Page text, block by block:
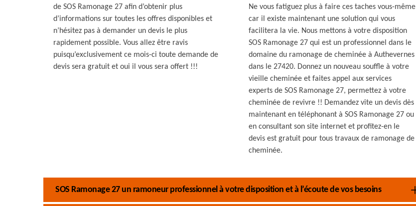
de SOS Ramonage 27 afin d’obtenir plus
d’informations sur toutes les offres disponibles et
n’hésitez pas à demander un devis le plus
rapidement possible. Vous allez être ravis
puisqu’exclusivement ce mois-ci toute demande de
devis sera gratuit et oui il vous sera offert !!!
Ne vous fatiguez plus à faire ces taches vous-même
car il existe maintenant une solution qui vous
facilitera la vie. Nous mettons à votre disposition
SOS Ramonage 27 qui est un professionnel dans le
domaine du ramonage de cheminée à Authevernes
dans le 27420. Donnez un nouveau souffle à votre
vieille cheminée et faites appel aux services
experts de SOS Ramonage 27, permettez à votre
cheminée de revivre !! Demandez vite un devis dès
maintenant en téléphonant à SOS Ramonage 27 ou
en consultant son site internet et profitez-en le
devis est gratuit pour tous travaux de ramonage de
cheminée.
SOS Ramonage 27 un ramoneur professionnel à votre disposition et à l’écoute de vos besoins